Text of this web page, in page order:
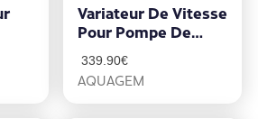
Variateur De Vitesse
Pour Pompe De
1.1 Mono
339.90€
AQUAGEM